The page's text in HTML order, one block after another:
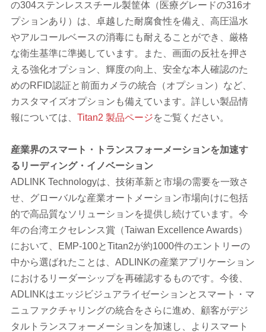
の304ステンレススチール製筐体（医療グレードの316オ
プションあり）は、卓越した耐腐食性を備え、高圧温水
やアルコールベースの消毒にも耐えることができ、厳格
な衛生基準に準拠しています。また、画面の反社を押さ
える強化オプション、輝度の向上、安全な本人確認のた
めのRFID認証と前面カメラの統合（オプション）など、
カスタマイズオプションも備えています。詳しい製品情
報については、 Titan2 製品ページをご覧ください。
産業界のスマート・トランスフォーメーションを加速す
るリーディング・イノベーション
ADLINK Technologyは、技術革新と市場の需要を一致さ
せ、グローバルな産業オートメーション市場向けに包括
的で高品質なソリューションを提供し続けています。今
年の台湾エクセレンス賞（Taiwan Excellence Awards）
において、EMP-100とTitan2が約1000件のエントリーの
中から選ばれたことは、ADLINKの産業アプリケーション
におけるリーダーシップを再確認するものです。今後、
ADLINKはエッジビジュアライゼーションとスマート・マ
ニュファクチャリングの統合をさらに進め、顧客がデジ
タルトランスフォーメーションを加速し、よりスマート